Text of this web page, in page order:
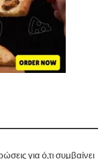
για ό,τι συμβαίνει